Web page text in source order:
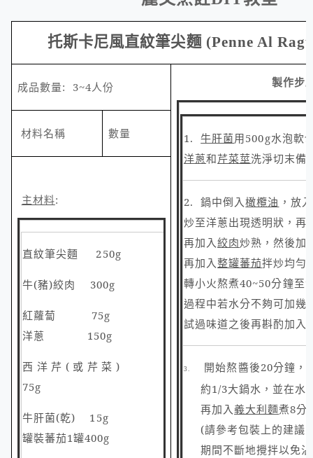
托斯卡尼風直紋筆尖麵 (Penne Al
成品數量: 3~4人份 製作步
1.牛肝菌用500g水泡軟
洋蔥和芹菜莖洗淨切末備
2.鍋中倒入橄欖油 ，放入
炒至洋蔥出現透明狀，再
再加入絞肉炒熟，然後加
再加入 整罐蕃茄拌炒均勻
轉小火熬煮40~50分鐘至
過程中若水分不夠可加幾
試過味道之後再斟酌加入
3. 開始熬醬後20分鐘，
約1/3大鍋水，並在水
再加入義大利麵煮8分
(請參考包裝上的建議
期間不斷地攪拌以免
材料名稱 數量
主材料:
直紋筆尖麵 250g
牛(豬)絞肉 300g
紅蘿蔔 75g
洋蔥
150g
西洋芹 ( 或芹菜 )
75g
牛肝菌(乾) 15g
罐裝蕃茄1罐400g